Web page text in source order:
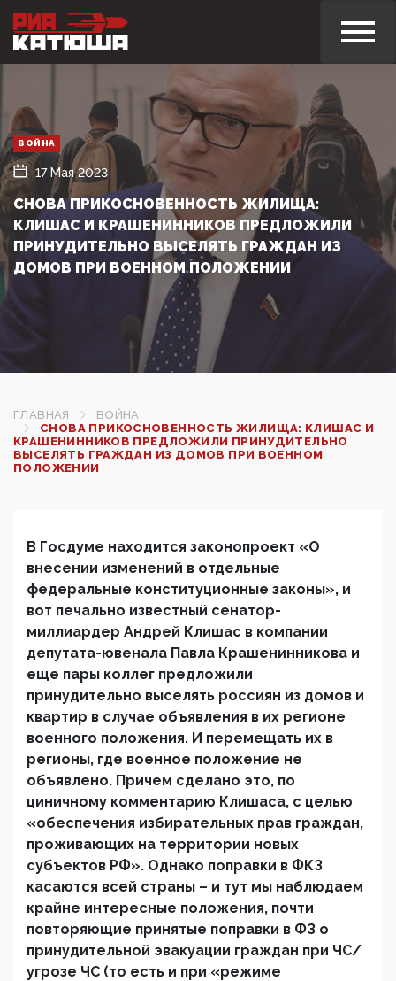
ВОЙНА
17 Мая 2023
СНОВА ПРИКОСНОВЕННОСТЬ ЖИЛИЩА:
КЛИШАС И КРАШЕНИННИКОВ ПРЕДЛОЖИЛИ
ПРИНУДИТЕЛЬНО ВЫСЕЛЯТЬ ГРАЖДАН ИЗ
ДОМОВ ПРИ ВОЕННОМ ПОЛОЖЕНИИ
ГЛАВНАЯ
ВОЙНА
СНОВА ПРИКОСНОВЕННОСТЬ ЖИЛИЩА: КЛИШАС И
КРАШЕНИННИКОВ ПРЕДЛОЖИЛИ ПРИНУДИТЕЛЬНО
ВЫСЕЛЯТЬ ГРАЖДАН ИЗ ДОМОВ ПРИ ВОЕННОМ
ПОЛОЖЕНИИ
В Госдуме находится законопроект «О
внесении изменений в отдельные
федеральные конституционные законы», и
вот печально известный сенатор-
миллиардер Андрей Клишас в компании
депутата-ювенала Павла Крашенинникова и
еще пары коллег предложили
принудительно выселять россиян из домов и
квартир в случае объявления в их регионе
военного положения. И перемещать их в
регионы, где военное положение не
объявлено. Причем сделано это, по
циничному комментарию Клишаса, с целью
«обеспечения избирательных прав граждан,
проживающих на территории новых
субъектов РФ». Однако поправки в ФКЗ
касаются всей страны – и тут мы наблюдаем
крайне интересные положения, почти
повторяющие принятые поправки в ФЗ о
принудительной эвакуации граждан при ЧС/
угрозе ЧС (то есть и при «режиме